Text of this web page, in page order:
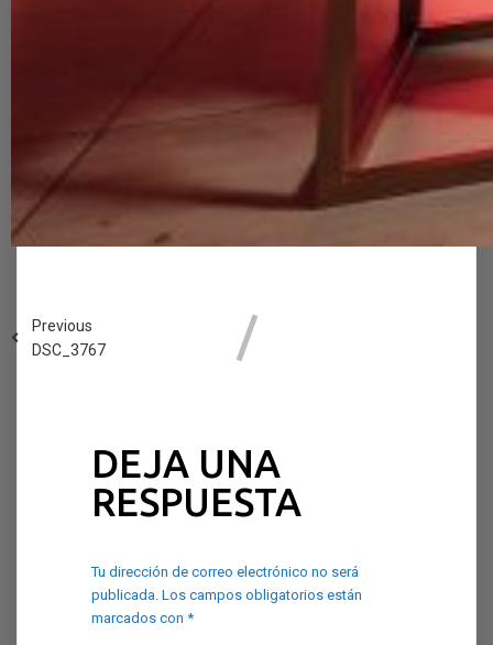
Previous
DSC_3767
DEJA UNA
RESPUESTA
Tu dirección de correo electrónico no será
publicada. Los campos obligatorios están
marcados con *